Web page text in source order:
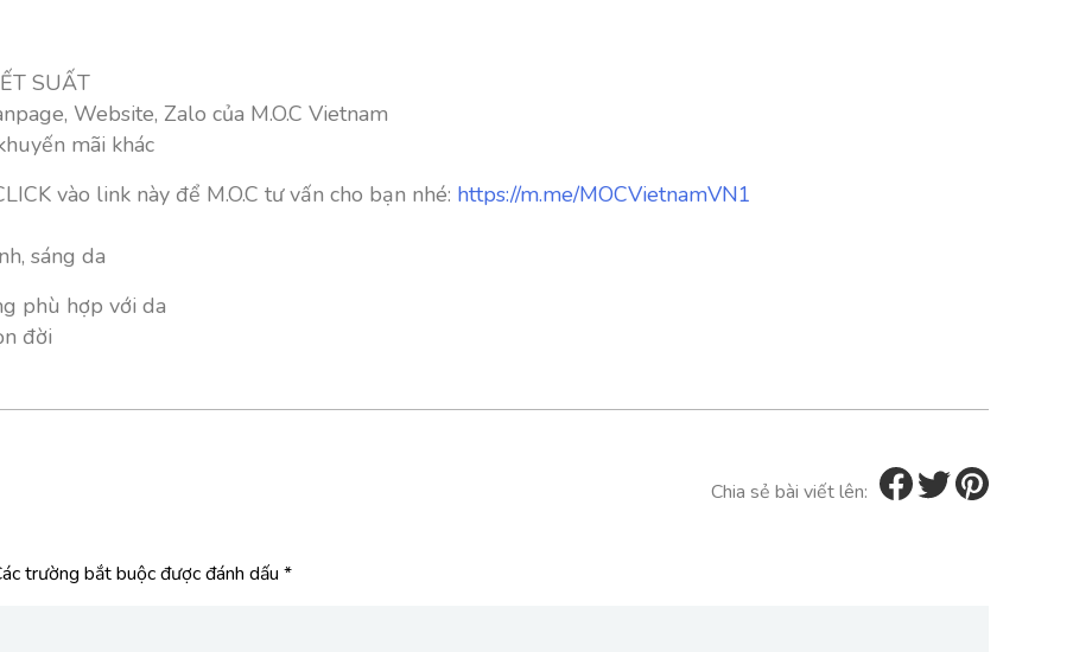
SUẤT
Website, Zalo của M.O.C Vietnam
mãi khác
vào link này để M.O.C tư vấn cho bạn nhé: https://m.me/MOCVietnamVN1
sáng da
phù hợp với da
đời
Chia sẻ bài viết lên:
trường bắt buộc được đánh dấu *